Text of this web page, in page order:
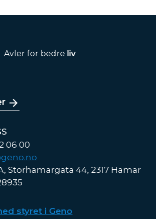
Avler for bedre liv
06 00
Storhamargata 44, 2317 Hamar
styret i Geno